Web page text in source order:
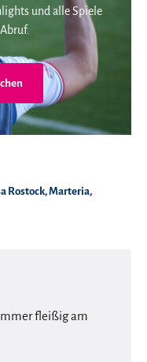
und alle Spiele
Rostock,Marteria,
fleißig am